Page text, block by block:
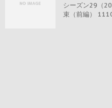
シーズン29（
束（前編）